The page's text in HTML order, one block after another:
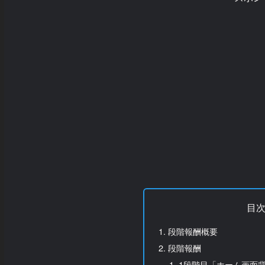
目次
段階報酬概要
段階報酬